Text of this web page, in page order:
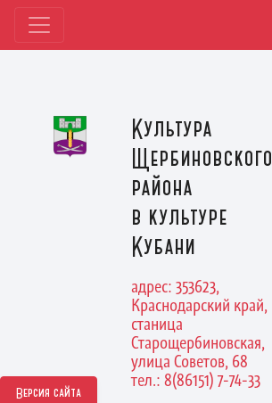
Версия сайта
Культура
Щербиновского
района
в культуре
Кубани
адрес: 353623,
Краснодарский край,
станица
Старощербиновская,
улица Советов, 68
тел.: 8(86151) 7-74-33